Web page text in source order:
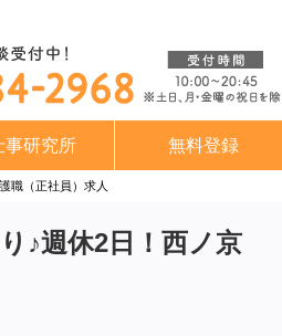
事研究所 無料登録
職（正社員）求人
♪週休2日！西ノ京